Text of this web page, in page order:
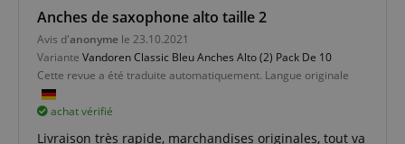
Anches de saxophone alto taille 2
Avis d'anonyme le 23.10.2021
Variante Vandoren Classic Bleu Anches Alto (2) Pack De 10
Cette revue a été traduite automatiquement. Langue originale
achat vérifié
Livraison très rapide, marchandises originales, tout va